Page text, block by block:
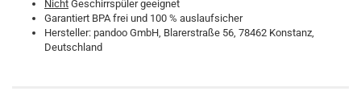
Nicht Geschirrspüler geeignet
Garantiert BPA frei und 100 % auslaufsicher
Hersteller: pandoo GmbH, Blarerstraße 56, 78462 Konstanz,
Deutschland